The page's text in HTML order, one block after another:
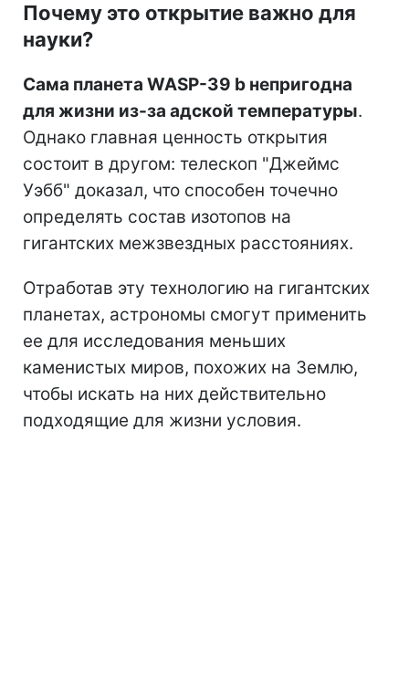
Почему это открытие важно для
науки?
Сама планета WASP-39 b непригодна
для жизни из-за адской температуры.
Однако главная ценность открытия
состоит в другом: телескоп "Джеймс
Уэбб" доказал, что способен точечно
определять состав изотопов на
гигантских межзвездных расстояниях.
Отработав эту технологию на гигантских
планетах, астрономы смогут применить
ее для исследования меньших
каменистых миров, похожих на Землю,
чтобы искать на них действительно
подходящие для жизни условия.